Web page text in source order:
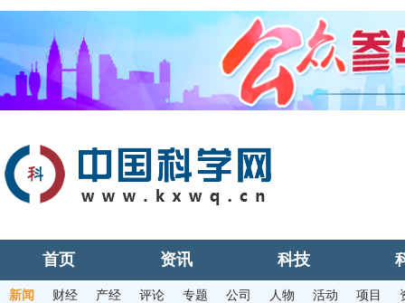
首页 资讯 科技
新闻 财经 产经 评论 专题 公司 人物 活动 项目